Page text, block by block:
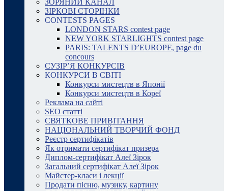
ЗОРЯНИЙ КАНАЛ
ЗІРКОВІ СТОРІНКИ
CONTESTS PAGES
LONDON STARS contest page
NEW YORK STARLIGHTS contest page
PARIS: TALENTS D’EUROPE, page du
concours
СУЗІР’Я КОНКУРСІВ
КОНКУРСИ В СВІТІ
Конкурси мистецтв в Японії
Конкурси мистецтв в Кореї
Реклама на сайті
SEO статті
СВЯТКОВЕ ПРИВІТАННЯ
НАЦІОНАЛЬНИЙ ТВОРЧИЙ ФОНД
Реєстр сертифікатів
Як отримати сертифікат призера
Диплом-сертифікат Алеї Зірок
Загальний сертифікат Алеї Зірок
Майстер-класи і лекції
Продати пісню, музику, картину